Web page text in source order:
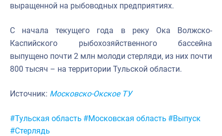
выращенной на рыбоводных предприятиях.
С начала текущего года в реку Ока Волжско-
Каспийского рыбохозяйственного бассейна
выпущено почти 2 млн молоди стерляди, из них почти
800 тысяч – на территории Тульской области.
Источник: Московско-Окское ТУ
Метки:
#Тульская область #Московская область #Выпуск
#Стерлядь